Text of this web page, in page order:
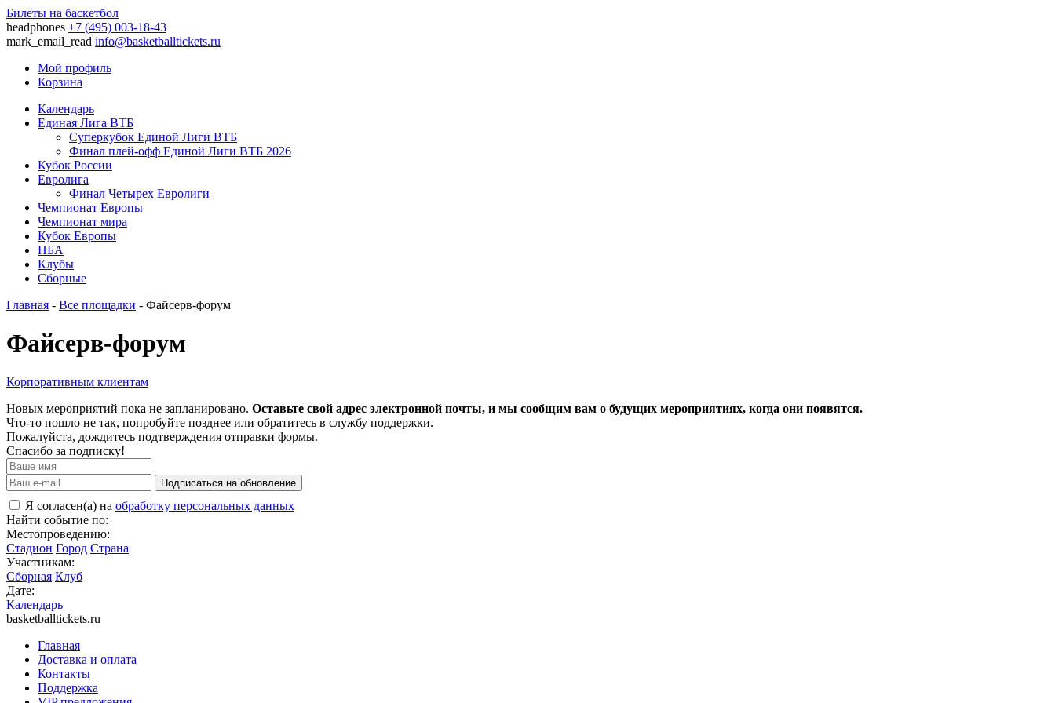
Билеты на баскетбол
headphones +7 (495) 003-18-43
mark_email_read info@basketballtickets.ru
Мой профиль
Корзина
Календарь
Единая Лига ВТБ
Суперкубок Единой Лиги ВТБ
Финал плей-офф Единой Лиги ВТБ 2026
Кубок России
Евролига
Финал Четырех Евролиги
Чемпионат Европы
Чемпионат мира
Кубок Европы
НБА
Клубы
Сборные
Главная - Все площадки - Файсерв-форум
Файсерв-форум
Корпоративным клиентам
Новых мероприятий пока не запланировано. Оставьте свой адрес электронной почты, и мы сообщим вам о будущих мероприятиях, когда они появятся.
Что-то пошло не так, попробуйте позднее или обратитесь в службу поддержки.
Пожалуйста, дождитесь подтверждения отправки формы.
Спасибо за подписку!
Подписаться на обновление
Я согласен(а) на обработку персональных данных
Найти событие по:
Местопроведению:
Стадион Город Страна
Участникам:
Сборная Клуб
Дате:
Календарь
basketballtickets.ru
Главная
Доставка и оплата
Контакты
Поддержка